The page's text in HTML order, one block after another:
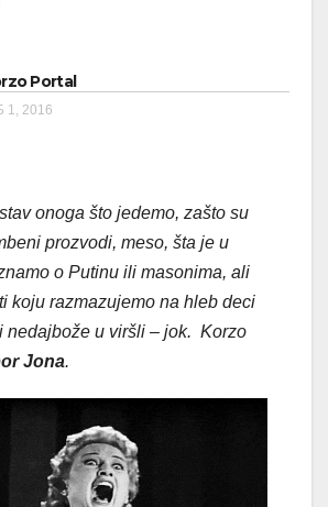
Portal
1, 2016
onoga što jedemo, zašto su
prozvodi, meso, šta je u
o Putinu ili masonima, ali
koju razmazujemo na hleb deci
nedajbože u viršli – jok. Korzo
Jona.